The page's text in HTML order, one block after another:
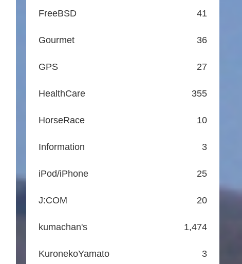
FreeBSD 41
Gourmet 36
GPS 27
HealthCare 355
HorseRace 10
Information 3
iPod/iPhone 25
J:COM 20
kumachan's 1,474
KuronekoYamato 3